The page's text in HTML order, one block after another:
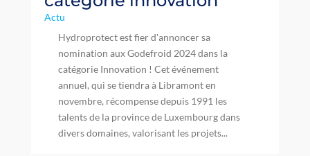
Actu
Hydroprotect est fier d'annoncer sa
nomination aux Godefroid 2024 dans la
catégorie Innovation ! Cet événement
annuel, qui se tiendra à Libramont en
novembre, récompense depuis 1991 les
talents de la province de Luxembourg dans
divers domaines, valorisant les projets...